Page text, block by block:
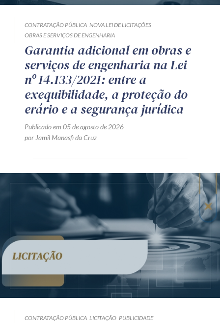
CONTRATAÇÃO PÚBLICA NOVA LEI DE LICITAÇÕES
OBRAS E SERVIÇOS DE ENGENHARIA
Garantia adicional em obras e
serviços de engenharia na Lei
nº 14.133/2021: entre a
exequibilidade, a proteção do
erário e a segurança jurídica
Publicado em 05 de agosto de 2026
por Jamil Manasfi da Cruz
CONTRATAÇÃO PÚBLICA LICITAÇÃO PUBLICIDADE